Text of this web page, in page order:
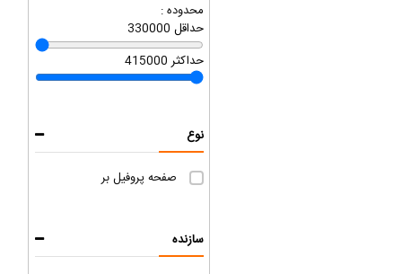
محدوده :
330000 حداقل
415000 حداکثر
نوع
صفحه پروفیل بر
سازنده